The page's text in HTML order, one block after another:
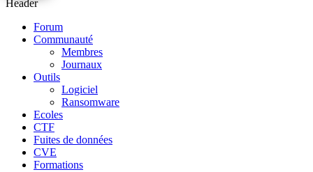
Header
Forum
Communauté
Membres
Journaux
Outils
Logiciel
Ransomware
Ecoles
CTF
Fuites de données
CVE
Formations